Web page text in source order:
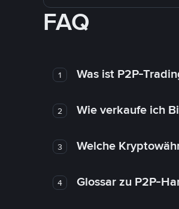
FAQ
1 Was ist P2P-
2 Wie verkaufe ich
3 Welche
4 Glossar zu P2P-